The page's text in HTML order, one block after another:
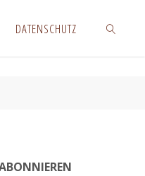
DATENSCHUTZ